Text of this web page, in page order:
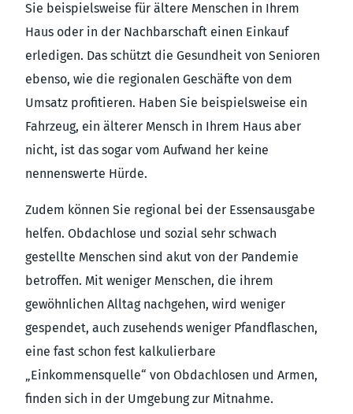
Sie beispielsweise für ältere Menschen in Ihrem
Haus oder in der Nachbarschaft einen Einkauf
erledigen. Das schützt die Gesundheit von Senioren
ebenso, wie die regionalen Geschäfte von dem
Umsatz profitieren. Haben Sie beispielsweise ein
Fahrzeug, ein älterer Mensch in Ihrem Haus aber
nicht, ist das sogar vom Aufwand her keine
nennenswerte Hürde.
Zudem können Sie regional bei der Essensausgabe
helfen. Obdachlose und sozial sehr schwach
gestellte Menschen sind akut von der Pandemie
betroffen. Mit weniger Menschen, die ihrem
gewöhnlichen Alltag nachgehen, wird weniger
gespendet, auch zusehends weniger Pfandflaschen,
eine fast schon fest kalkulierbare
„Einkommensquelle“ von Obdachlosen und Armen,
finden sich in der Umgebung zur Mitnahme.